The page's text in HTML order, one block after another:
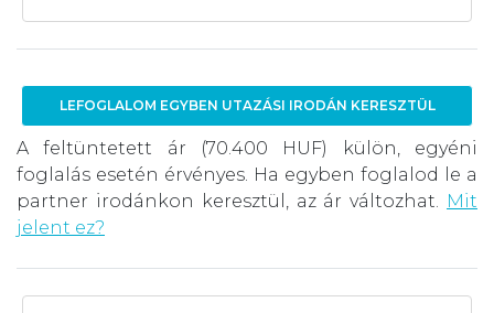
LEFOGLALOM EGYBEN UTAZÁSI IRODÁN KERESZTÜL
A feltüntetett ár (70.400 HUF) külön, egyéni
foglalás esetén érvényes. Ha egyben foglalod le a
partner irodánkon keresztül, az ár változhat. Mit
jelent ez?